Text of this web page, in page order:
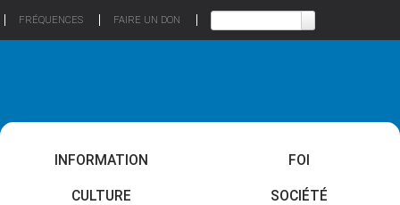
FRÉQUENCES FAIRE UN DON
INFORMATION FOI
CULTURE SOCIÉTÉ